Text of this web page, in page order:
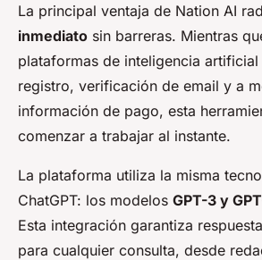
La principal ventaja de Nation AI
inmediato sin barreras. Mientras
plataformas de inteligencia artificial
registro, verificación de email y a
información de pago, esta
comenzar a trabajar al instante.
La plataforma utiliza la misma
ChatGPT: los modelos GPT-3 y
Esta integración garantiza
para cualquier consulta, desde